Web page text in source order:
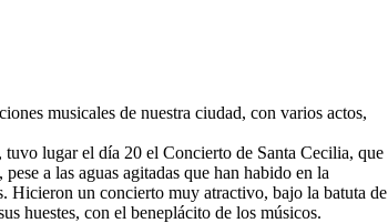
musicales de nuestra ciudad, con varios actos,
lugar el día 20 el Concierto de Santa Cecilia, que
a las aguas agitadas que han habido en la
Hicieron un concierto muy atractivo, bajo la batuta de
huestes, con el beneplácito de los músicos.